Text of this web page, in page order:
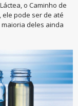
o Caminho de
pode ser de até
deles ainda